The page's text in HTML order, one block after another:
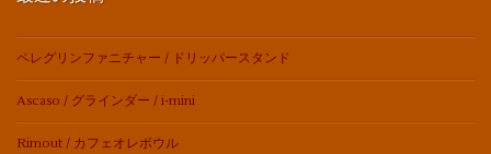
ペレグリンファニチャー / ドリッパースタンド
Ascaso / グラインダー / i-mini
Rimout / カフェオレボウル